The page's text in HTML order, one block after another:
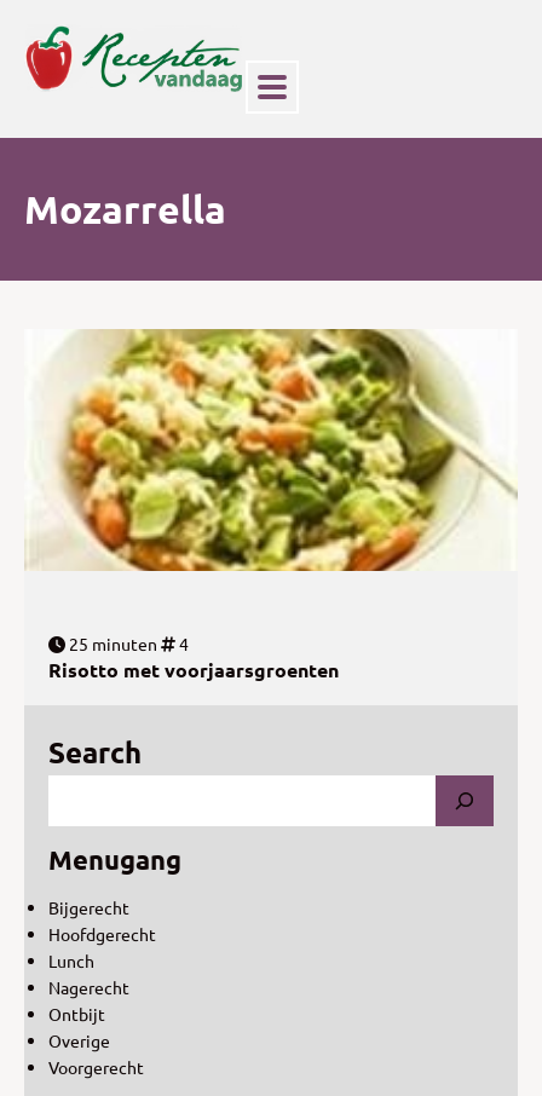
Mozarrella
25 minuten 4
Risotto met voorjaarsgroenten
Search
Menugang
Bijgerecht
Hoofdgerecht
Lunch
Nagerecht
Ontbijt
Overige
Voorgerecht